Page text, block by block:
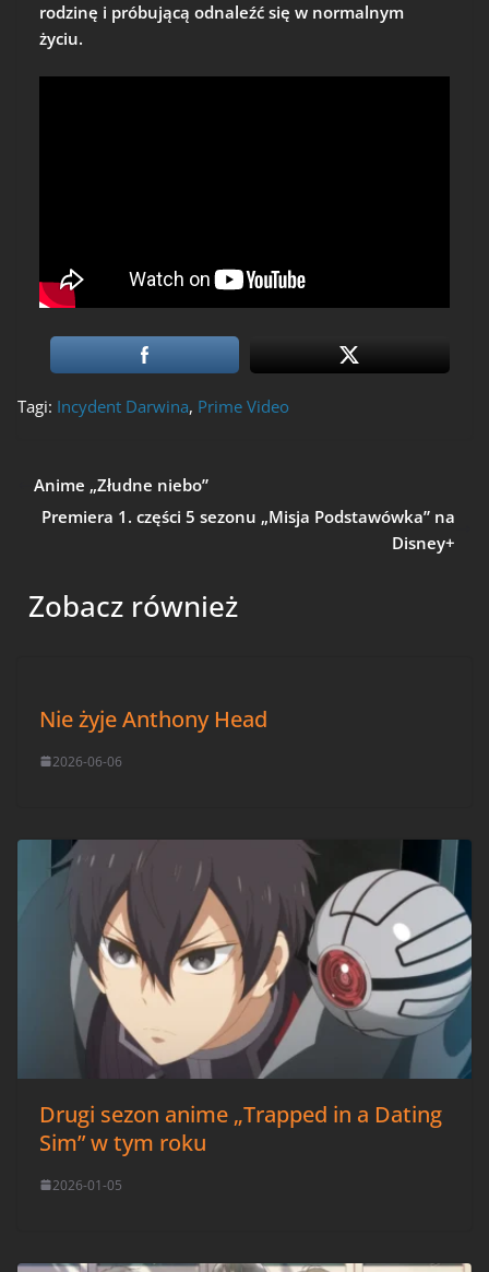
rodzinę i próbującą odnaleźć się w normalnym
życiu.
Tagi: Incydent Darwina, Prime Video
Anime „Złudne niebo”
Premiera 1. części 5 sezonu „Misja Podstawówka” na
Disney+
Zobacz również
Nie żyje Anthony Head
2026-06-06
Drugi sezon anime „Trapped in a Dating
Sim” w tym roku
2026-01-05